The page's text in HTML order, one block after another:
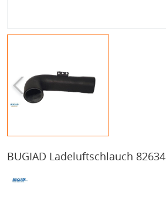
BUGIAD Ladeluftschlauch 82634